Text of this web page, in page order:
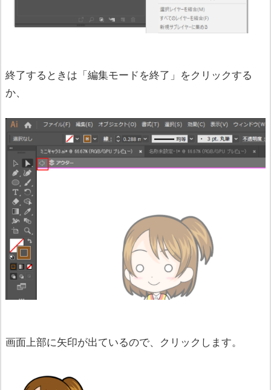
終了するときは「編集モードを終了」をクリックする
か、
画面上部に矢印が出ているので、クリックします。